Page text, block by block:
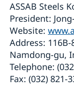
ASSAB Steels
President:
Website:
Address:
Namdong-gu,
Telephone:
Fax: (032) 821-